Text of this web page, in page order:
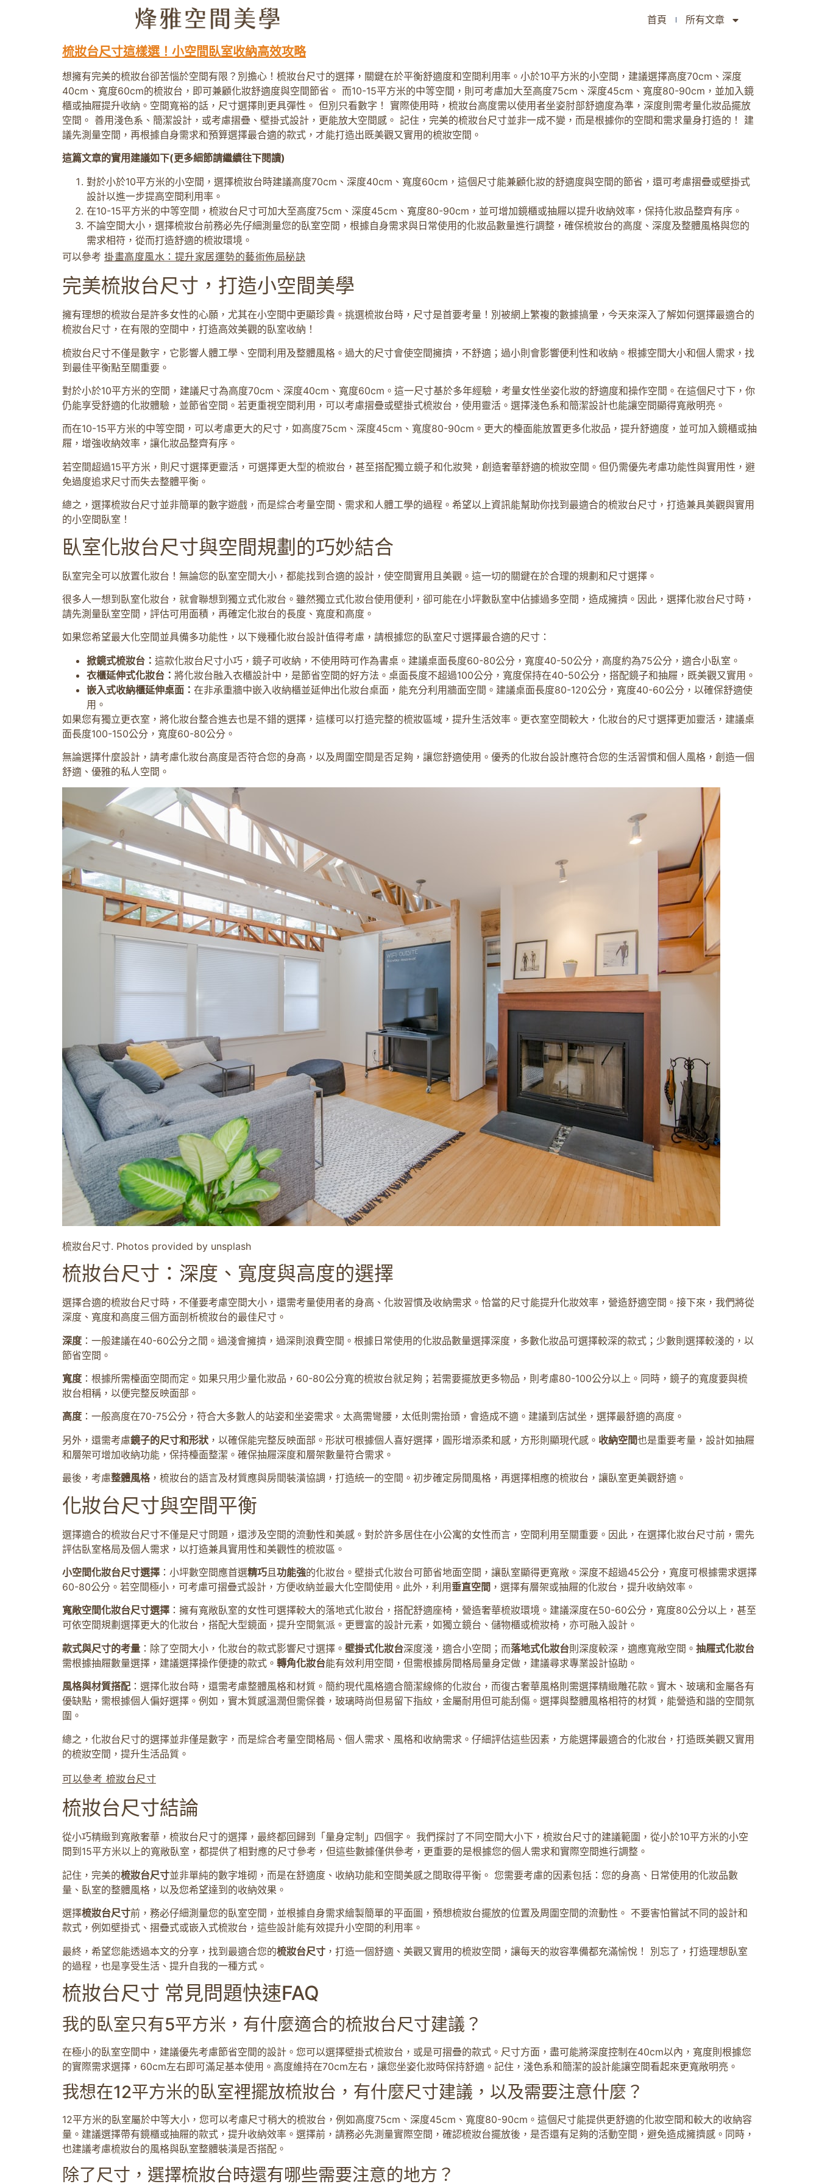
首頁 所有文章
梳妝台尺寸這樣選！小空間臥室收納高效攻略
想擁有完美的梳妝台卻苦惱於空間有限？別擔心！梳妝台尺寸的選擇，關鍵在於平衡舒適度和空間利用率。小於10平方米的小空間，建議選擇高度70cm、深度
40cm、寬度60cm的梳妝台，即可兼顧化妝舒適度與空間節省。 而10-15平方米的中等空間，則可考慮加大至高度75cm、深度45cm、寬度80-90cm，並加入鏡
櫃或抽屜提升收納。空間寬裕的話，尺寸選擇則更具彈性。 但別只看數字！ 實際使用時，梳妝台高度需以使用者坐姿肘部舒適度為準，深度則需考量化妝品擺放
空間。 善用淺色系、簡潔設計，或考慮摺疊、壁掛式設計，更能放大空間感。 記住，完美的梳妝台尺寸並非一成不變，而是根據你的空間和需求量身打造的！ 建
議先測量空間，再根據自身需求和預算選擇最合適的款式，才能打造出既美觀又實用的梳妝空間。
這篇文章的實用建議如下(更多細節請繼續往下閱讀)
對於小於10平方米的小空間，選擇梳妝台時建議高度70cm、深度40cm、寬度60cm，這個尺寸能兼顧化妝的舒適度與空間的節省，還可考慮摺疊或壁掛式
設計以進一步提高空間利用率。
在10-15平方米的中等空間，梳妝台尺寸可加大至高度75cm、深度45cm、寬度80-90cm，並可增加鏡櫃或抽屜以提升收納效率，保持化妝品整齊有序。
不論空間大小，選擇梳妝台前務必先仔細測量您的臥室空間，根據自身需求與日常使用的化妝品數量進行調整，確保梳妝台的高度、深度及整體風格與您的
需求相符，從而打造舒適的梳妝環境。
可以參考 掛畫高度風水：提升家居運勢的藝術佈局秘訣
完美梳妝台尺寸，打造小空間美學
擁有理想的梳妝台是許多女性的心願，尤其在小空間中更顯珍貴。挑選梳妝台時，尺寸是首要考量！別被網上繁複的數據搞暈，今天來深入了解如何選擇最適合的
梳妝台尺寸，在有限的空間中，打造高效美觀的臥室收納！
梳妝台尺寸不僅是數字，它影響人體工學、空間利用及整體風格。過大的尺寸會使空間擁擠，不舒適；過小則會影響便利性和收納。根據空間大小和個人需求，找
到最佳平衡點至關重要。
對於小於10平方米的空間，建議尺寸為高度70cm、深度40cm、寬度60cm。這一尺寸基於多年經驗，考量女性坐姿化妝的舒適度和操作空間。在這個尺寸下，你
仍能享受舒適的化妝體驗，並節省空間。若更重視空間利用，可以考慮摺疊或壁掛式梳妝台，使用靈活。選擇淺色系和簡潔設計也能讓空間顯得寬敞明亮。
而在10-15平方米的中等空間，可以考慮更大的尺寸，如高度75cm、深度45cm、寬度80-90cm。更大的檯面能放置更多化妝品，提升舒適度，並可加入鏡櫃或抽
屜，增強收納效率，讓化妝品整齊有序。
若空間超過15平方米，則尺寸選擇更靈活，可選擇更大型的梳妝台，甚至搭配獨立鏡子和化妝凳，創造奢華舒適的梳妝空間。但仍需優先考慮功能性與實用性，避
免過度追求尺寸而失去整體平衡。
總之，選擇梳妝台尺寸並非簡單的數字遊戲，而是綜合考量空間、需求和人體工學的過程。希望以上資訊能幫助你找到最適合的梳妝台尺寸，打造兼具美觀與實用
的小空間臥室！
臥室化妝台尺寸與空間規劃的巧妙結合
臥室完全可以放置化妝台！無論您的臥室空間大小，都能找到合適的設計，使空間實用且美觀。這一切的關鍵在於合理的規劃和尺寸選擇。
很多人一想到臥室化妝台，就會聯想到獨立式化妝台。雖然獨立式化妝台使用便利，卻可能在小坪數臥室中佔據過多空間，造成擁擠。因此，選擇化妝台尺寸時，
請先測量臥室空間，評估可用面積，再確定化妝台的長度、寬度和高度。
如果您希望最大化空間並具備多功能性，以下幾種化妝台設計值得考慮，請根據您的臥室尺寸選擇最合適的尺寸：
掀鏡式梳妝台： 這款化妝台尺寸小巧，鏡子可收納，不使用時可作為書桌。建議桌面長度60-80公分，寬度40-50公分，高度約為75公分，適合小臥室。
衣櫃延伸式化妝台： 將化妝台融入衣櫃設計中，是節省空間的好方法。桌面長度不超過100公分，寬度保持在40-50公分，搭配鏡子和抽屜，既美觀又實用。
嵌入式收納櫃延伸桌面： 在非承重牆中嵌入收納櫃並延伸出化妝台桌面，能充分利用牆面空間。建議桌面長度80-120公分，寬度40-60公分，以確保舒適使
用。
如果您有獨立更衣室，將化妝台整合進去也是不錯的選擇，這樣可以打造完整的梳妝區域，提升生活效率。更衣室空間較大，化妝台的尺寸選擇更加靈活，建議桌
面長度100-150公分，寬度60-80公分。
無論選擇什麼設計，請考慮化妝台高度是否符合您的身高，以及周圍空間是否足夠，讓您舒適使用。優秀的化妝台設計應符合您的生活習慣和個人風格，創造一個
舒適、優雅的私人空間。
梳妝台尺寸. Photos provided by unsplash
梳妝台尺寸：深度、寬度與高度的選擇
選擇合適的梳妝台尺寸時，不僅要考慮空間大小，還需考量使用者的身高、化妝習慣及收納需求。恰當的尺寸能提升化妝效率，營造舒適空間。接下來，我們將從
深度、寬度和高度三個方面剖析梳妝台的最佳尺寸。
深度 ：一般建議在40-60公分之間。過淺會擁擠，過深則浪費空間。根據日常使用的化妝品數量選擇深度，多數化妝品可選擇較深的款式；少數則選擇較淺的，以
節省空間。
寬度 ：根據所需檯面空間而定。如果只用少量化妝品，60-80公分寬的梳妝台就足夠；若需要擺放更多物品，則考慮80-100公分以上。同時，鏡子的寬度要與梳
妝台相稱，以便完整反映面部。
高度 ：一般高度在70-75公分，符合大多數人的站姿和坐姿需求。太高需彎腰，太低則需抬頭，會造成不適。建議到店試坐，選擇最舒適的高度。
另外，還需考慮鏡子的尺寸和形狀 ，以確保能完整反映面部。形狀可根據個人喜好選擇，圓形增添柔和感，方形則顯現代感。 收納空間也是重要考量，設計如抽屜
和層架可增加收納功能，保持檯面整潔。確保抽屜深度和層架數量符合需求。
最後，考慮整體風格，梳妝台的語言及材質應與房間裝潢協調，打造統一的空間。初步確定房間風格，再選擇相應的梳妝台，讓臥室更美觀舒適。
化妝台尺寸與空間平衡
選擇適合的梳妝台尺寸不僅是尺寸問題，還涉及空間的流動性和美感。對於許多居住在小公寓的女性而言，空間利用至關重要。因此，在選擇化妝台尺寸前，需先
評估臥室格局及個人需求，以打造兼具實用性和美觀性的梳妝區。
小空間化妝台尺寸選擇 ：小坪數空間應首選精巧且功能強的化妝台。壁掛式化妝台可節省地面空間，讓臥室顯得更寬敞。深度不超過45公分，寬度可根據需求選擇
60-80公分。若空間極小，可考慮可摺疊式設計，方便收納並最大化空間使用。此外，利用垂直空間 ，選擇有層架或抽屜的化妝台，提升收納效率。
寬敞空間化妝台尺寸選擇 ：擁有寬敞臥室的女性可選擇較大的落地式化妝台，搭配舒適座椅，營造奢華梳妝環境。建議深度在50-60公分，寬度80公分以上，甚至
可依空間規劃選擇更大的化妝台，搭配大型鏡面，提升空間氣派。更豐富的設計元素，如獨立鏡台、儲物櫃或梳妝椅，亦可融入設計。
款式與尺寸的考量 ：除了空間大小，化妝台的款式影響尺寸選擇。 壁掛式化妝台深度淺，適合小空間；而落地式化妝台則深度較深，適應寬敞空間。 抽屜式化妝台
需根據抽屜數量選擇，建議選擇操作便捷的款式。 轉角化妝台能有效利用空間，但需根據房間格局量身定做，建議尋求專業設計協助。
風格與材質搭配 ：選擇化妝台時，還需考慮整體風格和材質。簡約現代風格適合簡潔線條的化妝台，而復古奢華風格則需選擇精緻雕花款。實木、玻璃和金屬各有
優缺點，需根據個人偏好選擇。例如，實木質感溫潤但需保養，玻璃時尚但易留下指紋，金屬耐用但可能刮傷。選擇與整體風格相符的材質，能營造和諧的空間氛
圍。
總之，化妝台尺寸的選擇並非僅是數字，而是綜合考量空間格局、個人需求、風格和收納需求。仔細評估這些因素，方能選擇最適合的化妝台，打造既美觀又實用
的梳妝空間，提升生活品質。
可以參考 梳妝台尺寸
梳妝台尺寸結論
從小巧精緻到寬敞奢華，梳妝台尺寸的選擇，最終都回歸到「量身定制」四個字。 我們探討了不同空間大小下，梳妝台尺寸的建議範圍，從小於10平方米的小空
間到15平方米以上的寬敞臥室，都提供了相對應的尺寸參考，但這些數據僅供參考，更重要的是根據您的個人需求和實際空間進行調整。
記住，完美的梳妝台尺寸並非單純的數字堆砌，而是在舒適度、收納功能和空間美感之間取得平衡。 您需要考慮的因素包括：您的身高、日常使用的化妝品數
量、臥室的整體風格，以及您希望達到的收納效果。
選擇梳妝台尺寸前，務必仔細測量您的臥室空間，並根據自身需求繪製簡單的平面圖，預想梳妝台擺放的位置及周圍空間的流動性。 不要害怕嘗試不同的設計和
款式，例如壁掛式、摺疊式或嵌入式梳妝台，這些設計能有效提升小空間的利用率。
最終，希望您能透過本文的分享，找到最適合您的梳妝台尺寸 ，打造一個舒適、美觀又實用的梳妝空間，讓每天的妝容準備都充滿愉悅！ 別忘了，打造理想臥室
的過程，也是享受生活、提升自我的一種方式。
梳妝台尺寸 常見問題快速FAQ
我的臥室只有5平方米，有什麼適合的梳妝台尺寸建議？
在極小的臥室空間中，建議優先考慮節省空間的設計。您可以選擇壁掛式梳妝台，或是可摺疊的款式。尺寸方面，盡可能將深度控制在40cm以內，寬度則根據您
的實際需求選擇，60cm左右即可滿足基本使用。高度維持在70cm左右，讓您坐姿化妝時保持舒適。記住，淺色系和簡潔的設計能讓空間看起來更寬敞明亮。
我想在12平方米的臥室裡擺放梳妝台，有什麼尺寸建議，以及需要注意什麼？
12平方米的臥室屬於中等大小，您可以考慮尺寸稍大的梳妝台，例如高度75cm、深度45cm、寬度80-90cm。這個尺寸能提供更舒適的化妝空間和較大的收納容
量。建議選擇帶有鏡櫃或抽屜的款式，提升收納效率。選擇前，請務必先測量實際空間，確認梳妝台擺放後，是否還有足夠的活動空間，避免造成擁擠感。同時，
也建議考慮梳妝台的風格與臥室整體裝潢是否搭配。
除了尺寸，選擇梳妝台時還有哪些需要注意的地方？